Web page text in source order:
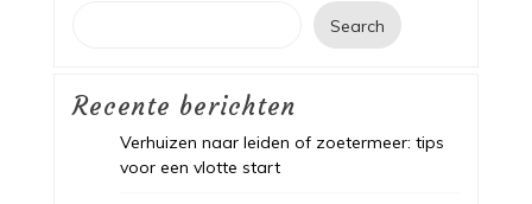
Search
Recente berichten
Verhuizen naar leiden of zoetermeer: tips
voor een vlotte start